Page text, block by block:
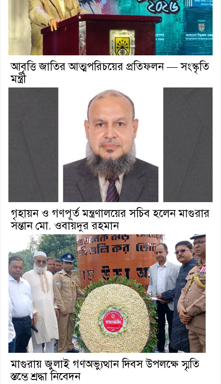
আবৃত্তি জাতির আত্মপরিচয়ের প্রতিফলন — সংস্কৃতি
মন্ত্রী
গৃহায়ন ও গণপূর্ত মন্ত্রণালয়ের সচিব হলেন মাগুরার
সন্তান মো. ওবায়দুর রহমান
মাগুরায় জুলাই গণঅভ্যুত্থান দিবস উপলক্ষে স্মৃতি
স্তম্ভে শ্রদ্ধা নিবেদন